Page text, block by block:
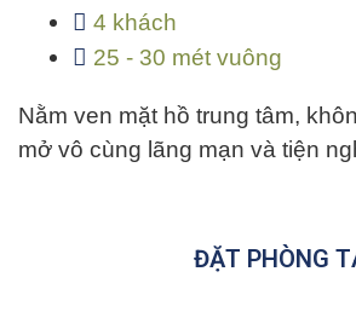
4 khách
25 - 30 mét vuông
Nằm ven mặt hồ trung tâm,
mở vô cùng lãng mạn và tiện
ĐẶT PHÒNG